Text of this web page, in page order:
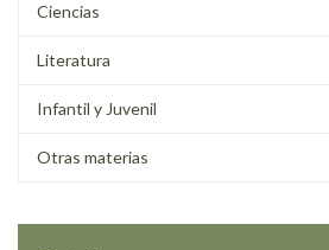
Ciencias
Literatura
Infantil y Juvenil
Otras materias